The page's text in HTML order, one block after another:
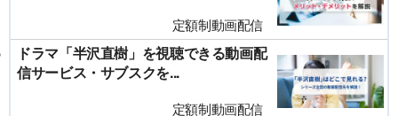
定額制動画配信
ドラマ「半沢直樹」を視聴できる動画配
信サービス・サブスクを...
定額制動画配信